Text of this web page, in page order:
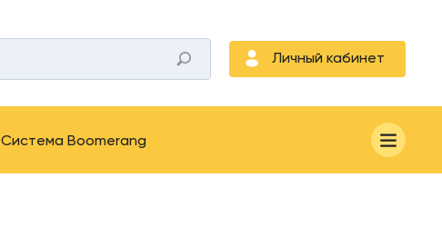
Личный кабинет
Система Boomerang